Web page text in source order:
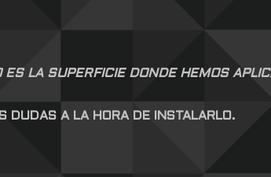
ES LA SUPERFICIE DONDE HEMOS
DUDAS A LA HORA DE INSTALARLO.